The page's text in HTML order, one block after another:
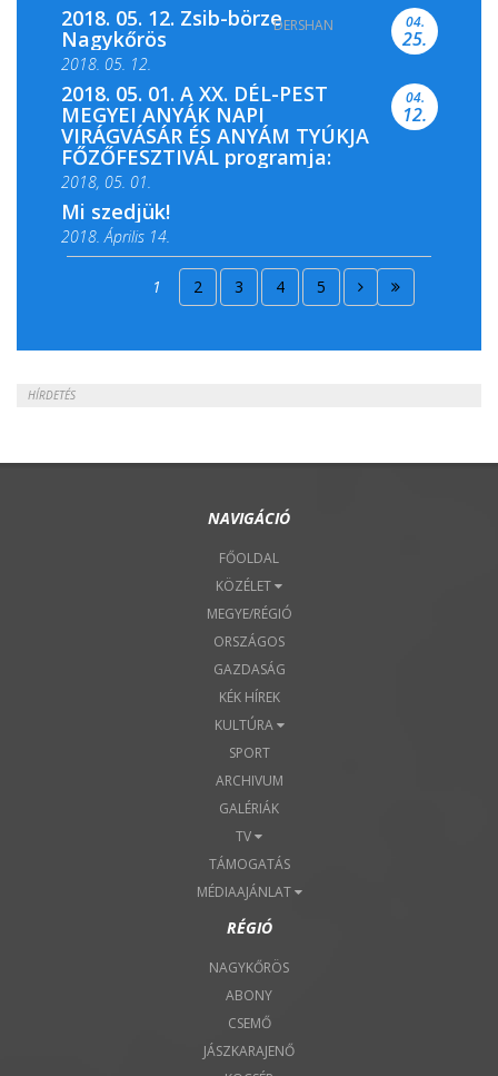
2018. 05. 11. 19 óra
2018. 05. 12. Zsib-börze
Nagykőrös
2018. 05. 12.
04.
25.
2018. 05. 01. A XX. DÉL-PEST
MEGYEI ANYÁK NAPI
VIRÁGVÁSÁR ÉS ANYÁM TYÚKJA
FŐZŐFESZTIVÁL programja:
2018, 05. 01.
04.
12.
Mi szedjük!
2018. Április 14.
2018. Április 15.
1 2 3 4 5
HÍRDETÉS
NAVIGÁCIÓ
FŐOLDAL
KÖZÉLET
MEGYE/RÉGIÓ
ORSZÁGOS
GAZDASÁG
KÉK HÍREK
KULTÚRA
SPORT
ARCHIVUM
GALÉRIÁK
TV
TÁMOGATÁS
MÉDIAAJÁNLAT
RÉGIÓ
NAGYKŐRÖS
ABONY
CSEMŐ
JÁSZKARAJENŐ
DERSHAN